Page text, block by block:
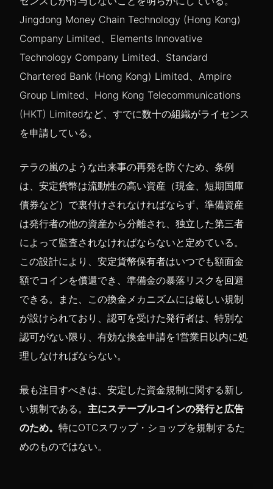
Jingdong Money Chain Technology (Hong Kong)
Company Limited、Elements Innovative
Technology Company Limited、Standard
Chartered Bank (Hong Kong) Limited、Ampire
Group Limited、Hong Kong Telecommunications
(HKT) Limitedなど、すでに数十の組織がライセンス
を申請している。
テラの嵐のような出来事の再発を防ぐため、条例
は、安定貨幣は流動性の高い資産（現金、短期国庫
債券など）で裏付けされなければならず、準備資産
は発行者の他の資産から分離され、独立した第三者
によって監査されなければならないと定めている。
この設計により、安定貨幣保有者はいつでも額面金
額でコインを償還でき、準備金の暴落リスクを回避
できる。また、この換金メカニズムには厳しい規制
が設けられており、認可を受けた発行者は、特別な
認可がない限り、有効な換金申請を1営業日以内に処
理しなければならない。
最も注目すべきは、安定した資金規制に関する新し
い規制である。主にステーブルコインの発行と広告
のため。特にOTCスワップ・ショップを規制するた
めのものではない。